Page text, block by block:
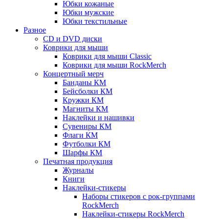
Юбки кожаные
Юбки мужские
Юбки текстильные
Разное
CD и DVD диски
Коврики для мыши
Коврики для мыши Classic
Коврики для мыши RockMerch
Концертный мерч
Банданы КМ
Бейсболки КМ
Кружки КМ
Магниты КМ
Наклейки и нашивки
Сувениры КМ
Флаги КМ
Футболки КМ
Шарфы КМ
Печатная продукция
Журналы
Книги
Наклейки-стикеры
Наборы стикеров с рок-группами
RockMerch
Наклейки-стикеры RockMerch